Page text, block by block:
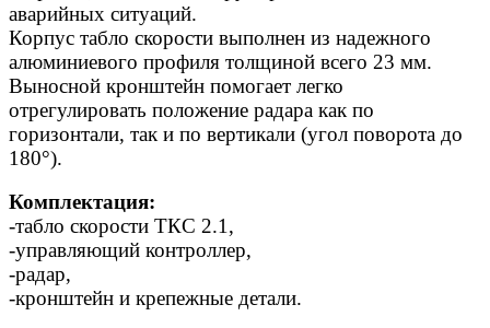
аварийных ситуаций.
Корпус табло скорости выполнен из надежного
алюминиевого профиля толщиной всего 23 мм.
Выносной кронштейн помогает легко
отрегулировать положение радара как по
горизонтали, так и по вертикали (угол поворота до
180°).
Комплектация:
-табло скорости ТКС 2.1,
-управляющий контроллер,
-радар,
-кронштейн и крепежные детали.